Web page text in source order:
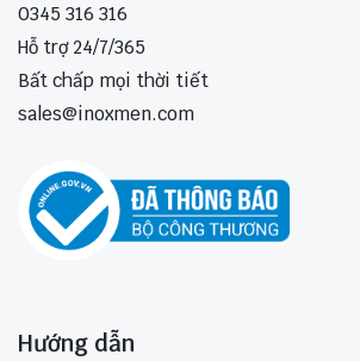
0345 316 316
Hỗ trợ 24/7/365
Bất chấp mọi thời tiết
sales@inoxmen.com
Hướng dẫn